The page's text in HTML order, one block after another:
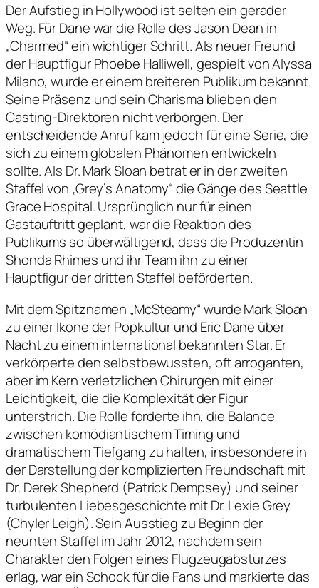
Der Aufstieg in Hollywood ist selten ein gerader
Weg. Für Dane war die Rolle des Jason Dean in
„Charmed“ ein wichtiger Schritt. Als neuer Freund
der Hauptfigur Phoebe Halliwell, gespielt von Alyssa
Milano, wurde er einem breiteren Publikum bekannt.
Seine Präsenz und sein Charisma blieben den
Casting-Direktoren nicht verborgen. Der
entscheidende Anruf kam jedoch für eine Serie, die
sich zu einem globalen Phänomen entwickeln
sollte. Als Dr. Mark Sloan betrat er in der zweiten
Staffel von „Grey’s Anatomy“ die Gänge des Seattle
Grace Hospital. Ursprünglich nur für einen
Gastauftritt geplant, war die Reaktion des
Publikums so überwältigend, dass die Produzentin
Shonda Rhimes und ihr Team ihn zu einer
Hauptfigur der dritten Staffel beförderten.
Mit dem Spitznamen „McSteamy“ wurde Mark Sloan
zu einer Ikone der Popkultur und Eric Dane über
Nacht zu einem international bekannten Star. Er
verkörperte den selbstbewussten, oft arroganten,
aber im Kern verletzlichen Chirurgen mit einer
Leichtigkeit, die die Komplexität der Figur
unterstrich. Die Rolle forderte ihn, die Balance
zwischen komödiantischem Timing und
dramatischem Tiefgang zu halten, insbesondere in
der Darstellung der komplizierten Freundschaft mit
Dr. Derek Shepherd (Patrick Dempsey) und seiner
turbulenten Liebesgeschichte mit Dr. Lexie Grey
(Chyler Leigh). Sein Ausstieg zu Beginn der
neunten Staffel im Jahr 2012, nachdem sein
Charakter den Folgen eines Flugzeugabsturzes
erlag, war ein Schock für die Fans und markierte das